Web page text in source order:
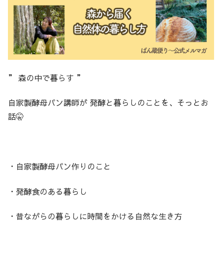
” 森の中で暮らす ”
自家製酵母パン講師が 発酵と暮らしのことを、そっとお
話🤫
・自家製酵母パン作りのこと
・発酵食のある暮らし
・昔ながらの暮らしに時間をかける自然な生き方